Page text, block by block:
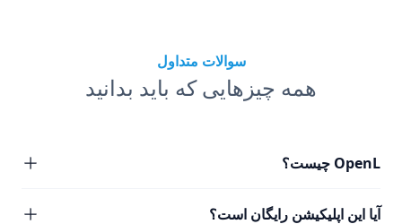
سوالات متداول
همه چیزهایی که باید بدانید
OpenL چیست؟
آیا این اپلیکیشن رایگان است؟